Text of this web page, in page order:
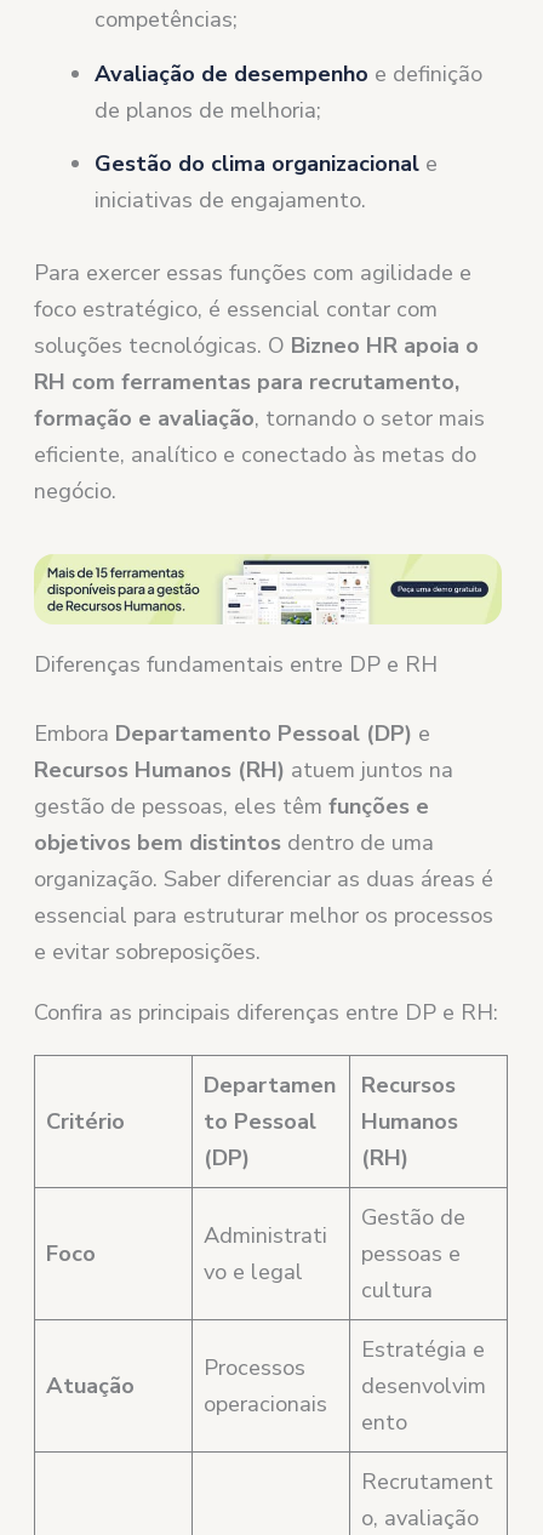
competências;
Avaliação de desempenho e definição
de planos de melhoria;
Gestão do clima organizacional e
iniciativas de engajamento.
Para exercer essas funções com agilidade e
foco estratégico, é essencial contar com
soluções tecnológicas. O Bizneo HR apoia o
RH com ferramentas para recrutamento,
formação e avaliação, tornando o setor mais
eficiente, analítico e conectado às metas do
negócio.
Diferenças fundamentais entre DP e RH
Embora Departamento Pessoal (DP) e
Recursos Humanos (RH) atuem juntos na
gestão de pessoas, eles têmfunções e
objetivos bem distintos dentro de uma
organização. Saber diferenciar as duas áreas é
essencial para estruturar melhor os processos
e evitar sobreposições.
Confira as principais diferenças entre DP e RH:
Critério
Departamen
to Pessoal
(DP)
Recursos
Humanos
(RH)
Foco
Administrati
vo e legal
Gestão de
pessoas e
cultura
Atuação
Processos
operacionais
Estratégia e
desenvolvim
ento
Recrutament
o, avaliação